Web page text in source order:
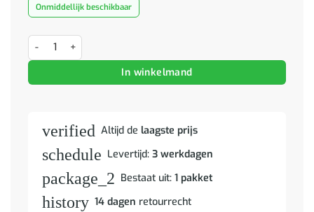
Onmiddellijk beschikbaar
Bed kast aantal
In winkelmand
verified Altijd de laagste prijs
schedule Levertijd: 3 werkdagen
package_2 Bestaat uit: 1 pakket
history 14 dagen retourrecht